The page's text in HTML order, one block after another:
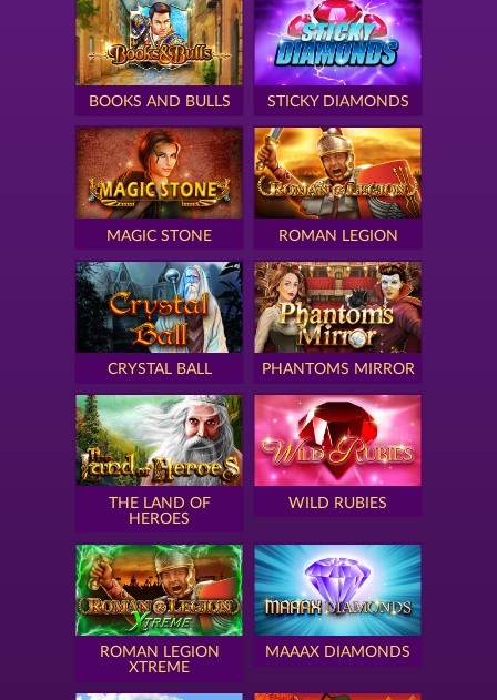
BOOKS AND BULLS STICKY DIAMONDS
MAGIC STONE ROMAN LEGION
CRYSTAL BALL PHANTOMS MIRROR
THE LAND OF
HEROES
WILD RUBIES
ROMAN LEGION
XTREME
MAAAX DIAMONDS